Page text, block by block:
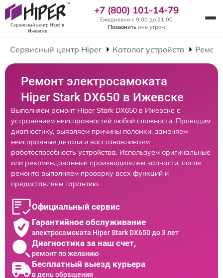
Сервисный центр Hiperв
Ижевске
+7 (800) 101-14-79
Ежедневно с 9:00 до 21:00
Позвонить мне утром
Сервисный центр Hiper Каталог устройств
Ремонт электросамоката
Hiper Stark DX650 в Ижевске
Выполняем ремонт Hiper Stark DX650 в Ижевске с
устранением неисправностей любой сложности. Проводим
диагностику, выявляем причины поломки, заменяем
неисправные детали и восстанавливаем
работоспособность устройства. Используем оригинальные
или рекомендованные производителем запчасти, после
ремонта выполняем проверку всех функций и
предоставляем гарантию.
Официальный сервис
Гарантийное обслуживание
электросамоката Hiper Stark DX650 до 3 лет
Диагностика за наш счет,
ремонт по желанию
Бесплатный выезд курьера
в день обращения